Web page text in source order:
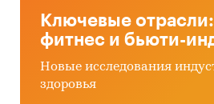
Ключевые
фитнес и бьюти-
Новые исследования
здоровья